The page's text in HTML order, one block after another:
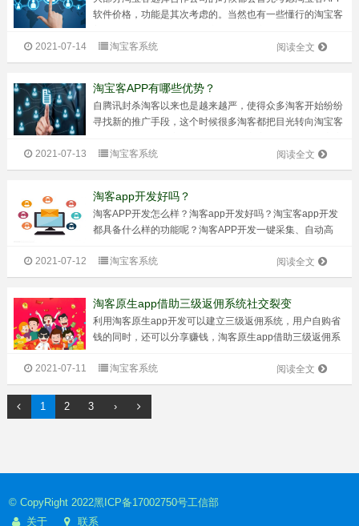
软件价格，功能是其次考虑的。当然也有一些懂行的淘宝客
大。但是，就把系统价格看的比较重的情况来说，首要考虑
价格的往往把项目核心丢掉了。不...
阅读全文
2021-07-14 淘宝客系统
淘宝客APP有哪些优势？
自腾讯封杀淘客以来也是越来越严，使得众多淘客开始纷纷
寻找新的推广手段，这个时候很多淘客都把目光转向淘宝客
APP到底有什么吸引人的地方呢？淘宝客APP有哪些优势？
1、不会被封杀，安全淘宝...
阅读全文
2021-07-13 淘宝客系统
淘客app开发好吗？
淘客APP开发怎么样？淘客app开发好吗？淘宝客app开发
都具备什么样的功能呢？淘客APP开发一键采集、自动高
步运营商模式+三级粉丝超强裂变能力，界面可视化自定义
装修，多种营销功能组合等等...
阅读全文
2021-07-12 淘宝客系统
淘客原生app借助三级返佣系统社交裂变
利用淘客原生app开发可以建立三级返佣系统，用户自购省
钱的同时，还可以分享赚钱，淘客原生app借助三级返佣系
淀在app内进行佣金的分配，安全高效。淘客原生app就是
把商家给与用户的商品优惠...
阅读全文
2021-07-11 淘宝客系统
1 2 3 ›
© CopyRight 2022黑ICP备17002750号工信部
关于
联系